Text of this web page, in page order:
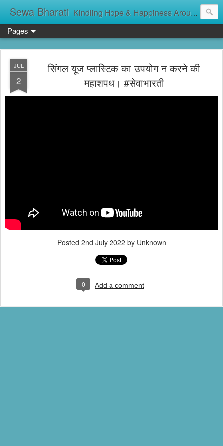
Sewa Bharati Kindling Hope & Happiness Around सेवा भारती சேவாபாரதி సేవా భారతి സേവാഭാരതി સેવા ભારતી সেবা ভাঁরাটি
Pages
JUL
2
सिंगल यूज प्लास्टिक का उपयोग न करने की
महाशपथ। #सेवाभारती
Posted 2nd July 2022 by Unknown
0 Add a comment